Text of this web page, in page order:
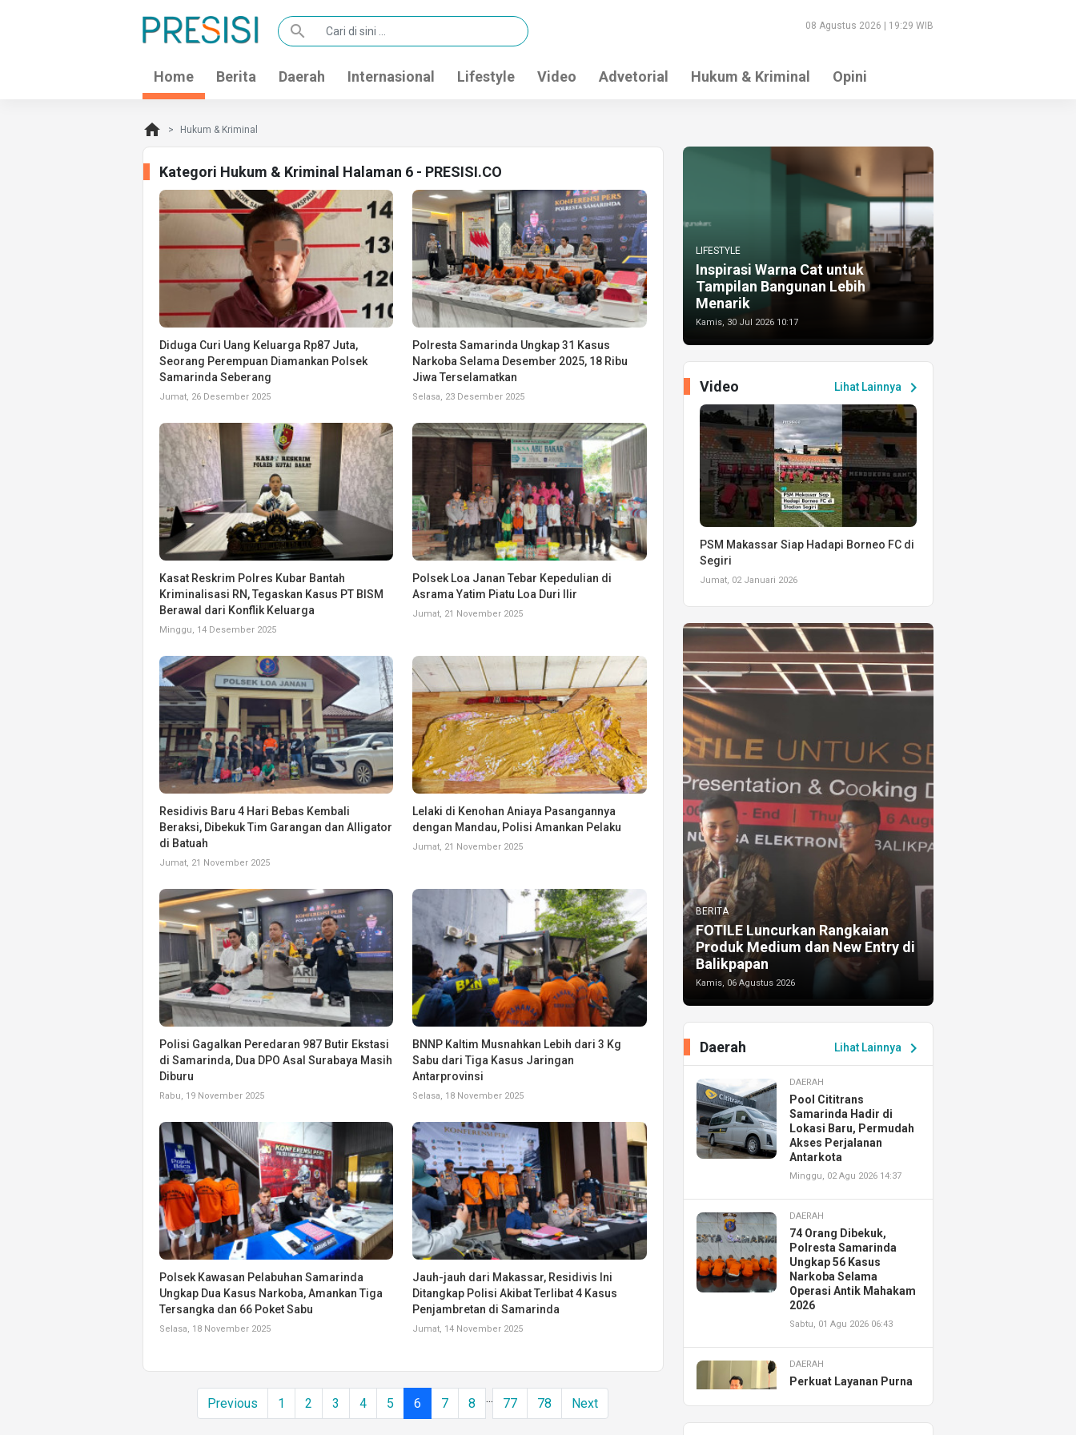
search 08 Agustus 2026 | 19:29 WIB
Home Berita Daerah Internasional Lifestyle Video Advetorial Hukum & Kriminal Opini
home Hukum & Kriminal
Kategori Hukum & Kriminal Halaman 6 - PRESISI.CO
Diduga Curi Uang Keluarga Rp87 Juta,
Seorang Perempuan Diamankan Polsek
Samarinda Seberang
Jumat, 26 Desember 2025
Polresta Samarinda Ungkap 31 Kasus
Narkoba Selama Desember 2025, 18 Ribu
Jiwa Terselamatkan
Selasa, 23 Desember 2025
Kasat Reskrim Polres Kubar Bantah
Kriminalisasi RN, Tegaskan Kasus PT BISM
Berawal dari Konflik Keluarga
Minggu, 14 Desember 2025
Polsek Loa Janan Tebar Kepedulian di
Asrama Yatim Piatu Loa Duri Ilir
Jumat, 21 November 2025
Residivis Baru 4 Hari Bebas Kembali
Beraksi, Dibekuk Tim Garangan dan Alligator
di Batuah
Jumat, 21 November 2025
Lelaki di Kenohan Aniaya Pasangannya
dengan Mandau, Polisi Amankan Pelaku
Jumat, 21 November 2025
Polisi Gagalkan Peredaran 987 Butir Ekstasi
di Samarinda, Dua DPO Asal Surabaya Masih
Diburu
Rabu, 19 November 2025
BNNP Kaltim Musnahkan Lebih dari 3 Kg
Sabu dari Tiga Kasus Jaringan
Antarprovinsi
Selasa, 18 November 2025
Polsek Kawasan Pelabuhan Samarinda
Ungkap Dua Kasus Narkoba, Amankan Tiga
Tersangka dan 66 Poket Sabu
Selasa, 18 November 2025
Jauh-jauh dari Makassar, Residivis Ini
Ditangkap Polisi Akibat Terlibat 4 Kasus
Penjambretan di Samarinda
Jumat, 14 November 2025
Previous 1 2 3 4 5 6 7 8 ... 77 78 Next
LIFESTYLE
Inspirasi Warna Cat untuk
Tampilan Bangunan Lebih
Menarik
Kamis, 30 Jul 2026 10:17
Lihat Lainnya chevron_right
Video
PSM Makassar Siap Hadapi Borneo FC di
Segiri
Jumat, 02 Januari 2026
BERITA
FOTILE Luncurkan Rangkaian
Produk Medium dan New Entry di
Balikpapan
Kamis, 06 Agustus 2026
Lihat Lainnya chevron_right
Daerah
DAERAH
Pool Cititrans
Samarinda Hadir di
Lokasi Baru, Permudah
Akses Perjalanan
Antarkota
Minggu, 02 Agu 2026 14:37
DAERAH
74 Orang Dibekuk,
Polresta Samarinda
Ungkap 56 Kasus
Narkoba Selama
Operasi Antik Mahakam
2026
Sabtu, 01 Agu 2026 06:43
DAERAH
Perkuat Layanan Purna
Resmikan AHASS